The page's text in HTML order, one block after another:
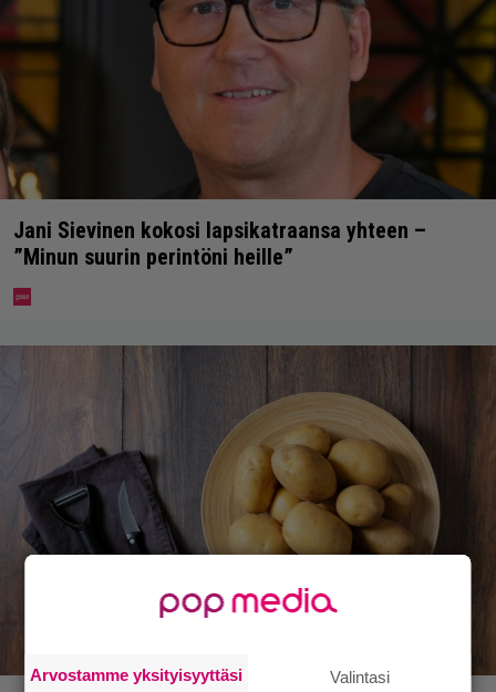
Jani Sievinen kokosi lapsikatraansa yhteen –
”Minun suurin perintöni heille”
Arvostamme yksityisyyttäsi Valintasi